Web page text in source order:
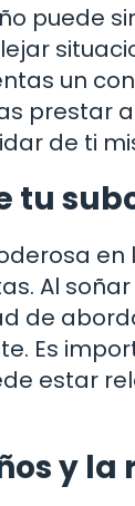
puede
un
prestar
de ti
tu
Al
de
Es
estar
y